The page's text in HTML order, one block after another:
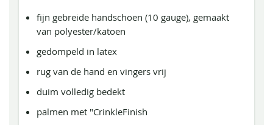
fijn gebreide handschoen (10 gauge), gemaakt
van polyester/katoen
gedompeld in latex
rug van de hand en vingers vrij
duim volledig bedekt
palmen met "CrinkleFinish